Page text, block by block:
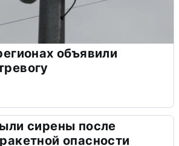
объявили
сирены после
опасности